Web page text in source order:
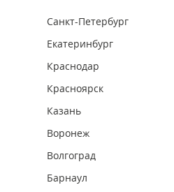
Санкт-Петербург
Екатеринбург
Краснодар
Красноярск
Казань
Воронеж
Волгоград
Барнаул